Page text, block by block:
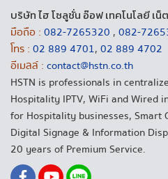
บริษัท ไฮ โซลูชั่น อ๊อฟ เทคโนโลยี เน็
มือถือ : 082-7265320 , 082-
โทร : 02 889 4701, 02 889 4702
อีเมลล์ : contact@hstn.co.th
HSTN is professionals in
Hospitality IPTV, WiFi and Wired
for Hospitality businesses, Smart
Digital Signage & Information
20 years of Premium Service.